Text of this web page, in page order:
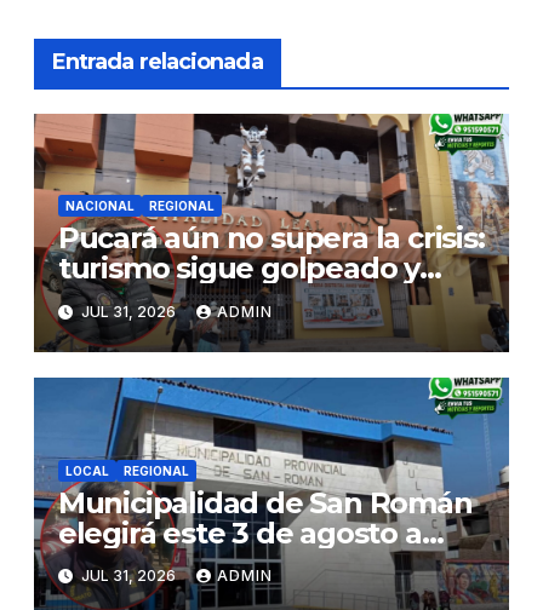
Entrada relacionada
NACIONAL REGIONAL
Pucará aún no supera la crisis:
turismo sigue golpeado y
alcaldesa exige al nuevo
Gobierno fondos para obras
paralizadas
JUL 31, 2026 ADMIN
LOCAL REGIONAL
Municipalidad de San Román
elegirá este 3 de agosto a
representantes del Comité
de Seguridad y Salud en el
JUL 31, 2026 ADMIN